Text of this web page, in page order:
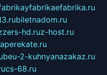
biletnadom.ru
hd.ruz-host.ru
2-kuhnyanazakaz.ru
cs-68.ru